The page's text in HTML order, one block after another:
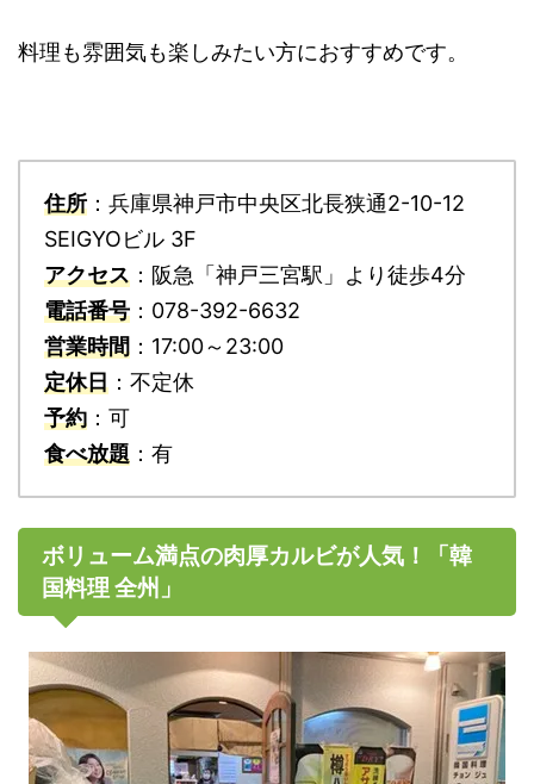
料理も雰囲気も楽しみたい方におすすめです。
住所 ：兵庫県神戸市中央区北長狭通2-10-12
SEIGYOビル 3F
アクセス ：阪急「神戸三宮駅」より徒歩4分
電話番号 ：078-392-6632
営業時間 ：17:00～23:00
定休日 ：不定休
予約 ：可
食べ放題 ：有
ボリューム満点の肉厚カルビが人気！「韓
国料理 全州」